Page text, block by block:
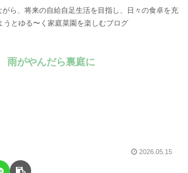
ら、将来の自給自足生活を目指し、日々の食卓を充
うとゆる〜く家庭菜園を楽しむブログ
雨がやんだら裏庭に
2026.05.15